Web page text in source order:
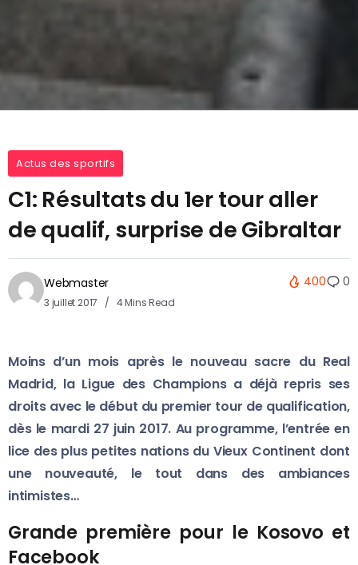
Actus des sportifs
C1: Résultats du 1er tour aller
de qualif, surprise de Gibraltar
Webmaster
3 juillet 2017 4 Mins Read
400 0
Moins d’un mois après le nouveau sacre du Real
Madrid, la Ligue des Champions a déjà repris ses
droits avec le début du premier tour de qualification,
dès le mardi 27 juin 2017. Au programme, l’entrée en
lice des plus petites nations du Vieux Continent dont
une nouveauté, le tout dans des ambiances
intimistes…
Grande première pour le Kosovo et
Facebook